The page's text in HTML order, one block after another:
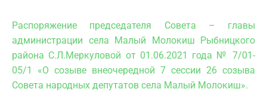
Распоряжение председателя Совета – главы
администрации села Малый Молокиш Рыбницкого
района С.Л.Меркуловой от 01.06.2021 года № 7/01-
05/1 «О созыве внеочередной 7 сессии 26 созыва
Совета народных депутатов села Малый Молокиш».